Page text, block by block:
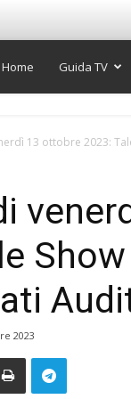
Home Guida TV
13 ottobre 2023:
2023